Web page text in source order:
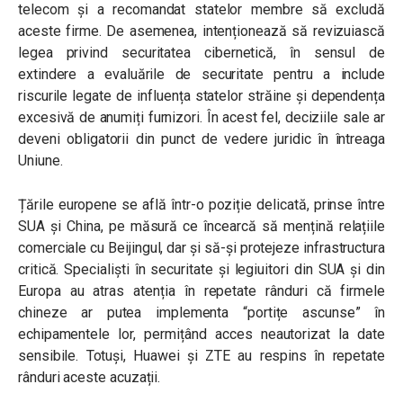
telecom și a recomandat statelor membre să excludă
aceste firme. De asemenea, intenționează să revizuiască
legea privind securitatea cibernetică, în sensul de
extindere a evaluările de securitate pentru a include
riscurile legate de influența statelor străine și dependența
excesivă de anumiți furnizori. În acest fel, deciziile sale ar
deveni obligatorii din punct de vedere juridic în întreaga
Uniune.
Țările europene se află într-o poziție delicată, prinse între
SUA și China, pe măsură ce încearcă să mențină relațiile
comerciale cu Beijingul, dar și să-și protejeze infrastructura
critică. Specialiști în securitate și legiuitori din SUA și din
Europa au atras atenția în repetate rânduri că firmele
chineze ar putea implementa “portițe ascunse” în
echipamentele lor, permițând acces neautorizat la date
sensibile. Totuși, Huawei și ZTE au respins în repetate
rânduri aceste acuzații.